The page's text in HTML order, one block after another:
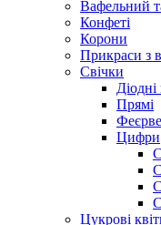
Вафельний
Конфеті
Корони
Прикраси з
Свічки
Діодні
Прямі
Цифри
Цукрові